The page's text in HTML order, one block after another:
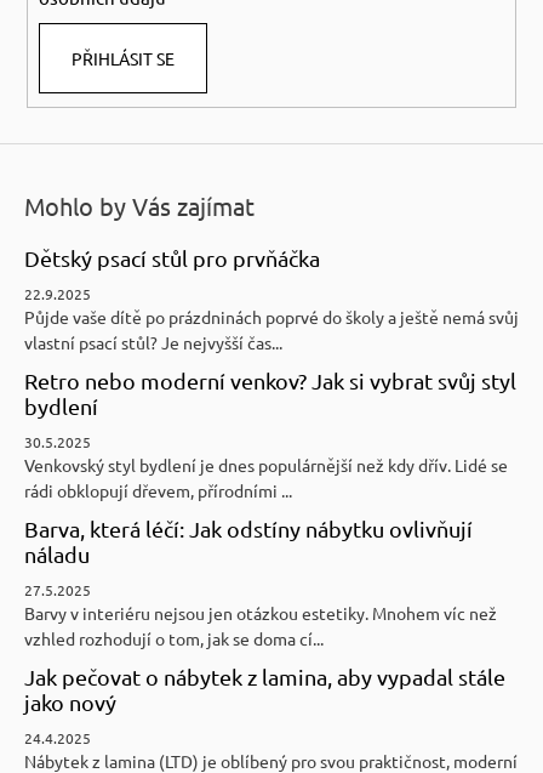
PŘIHLÁSIT SE
Mohlo by Vás zajímat
Dětský psací stůl pro prvňáčka
22.9.2025
Půjde vaše dítě po prázdninách poprvé do školy a ještě nemá svůj
vlastní psací stůl? Je nejvyšší čas...
Retro nebo moderní venkov? Jak si vybrat svůj styl
bydlení
30.5.2025
Venkovský styl bydlení je dnes populárnější než kdy dřív. Lidé se
rádi obklopují dřevem, přírodními ...
Barva, která léčí: Jak odstíny nábytku ovlivňují
náladu
27.5.2025
Barvy v interiéru nejsou jen otázkou estetiky. Mnohem víc než
vzhled rozhodují o tom, jak se doma cí...
Jak pečovat o nábytek z lamina, aby vypadal stále
jako nový
24.4.2025
Nábytek z lamina (LTD) je oblíbený pro svou praktičnost, moderní